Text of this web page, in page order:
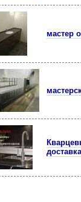
мастер